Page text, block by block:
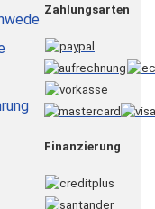
Zahlungsarten
Finanzierung